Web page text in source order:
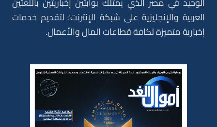
العربية والإنجليزية على شبكة الإنترنت؛ لتقديم خدمات
إخبارية متميزة لكافة قطاعات المال والأعمال.